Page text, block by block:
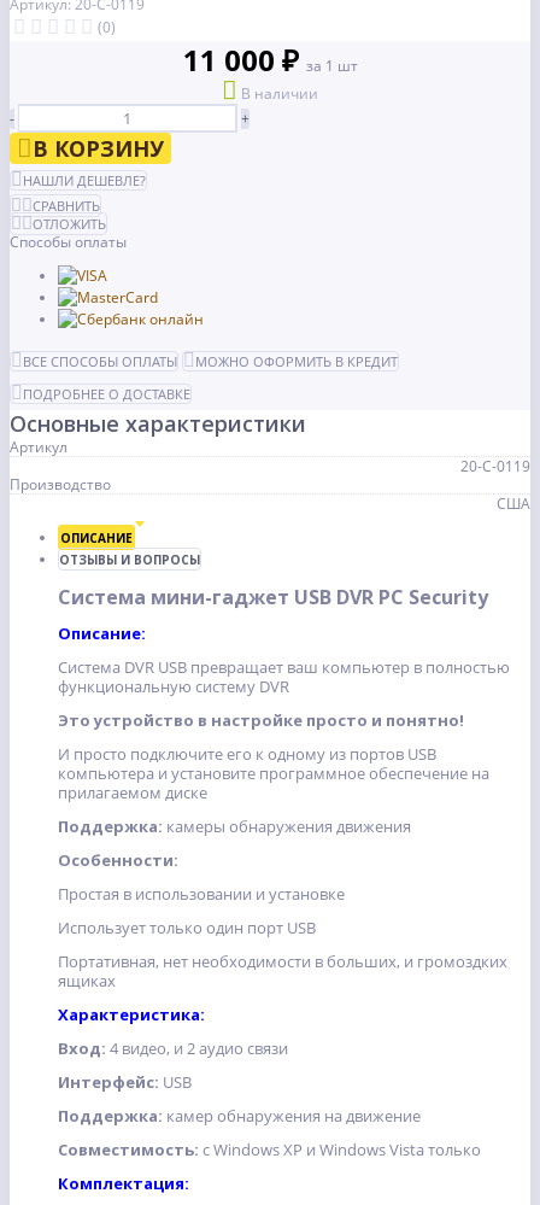
Артикул: 20-С-0119
(0)
11 000 ₽ за 1 шт
В наличии
-
+
В КОРЗИНУ
НАШЛИ ДЕШЕВЛЕ?
СРАВНИТЬ
ОТЛОЖИТЬ
Способы оплаты
ВСЕ СПОСОБЫ ОПЛАТЫ
МОЖНО ОФОРМИТЬ В КРЕДИТ
ПОДРОБНЕЕ О ДОСТАВКЕ
Основные характеристики
Артикул
20-С-0119
Производство
США
ОПИСАНИЕ
ОТЗЫВЫ И ВОПРОСЫ
Система мини-гаджет USB DVR PC Security
Описание:
Система DVR USB превращает ваш компьютер в полностью
функциональную систему DVR
Это устройство в настройке просто и понятно!
И просто подключите его к одному из портов USB
компьютера и установите программное обеспечение на
прилагаемом диске
Поддержка: камеры обнаружения движения
Особенности:
Простая в использовании и установке
Использует только один порт USB
Портативная, нет необходимости в больших, и громоздких
ящиках
Характеристика:
Вход: 4 видео, и 2 аудио связи
Интерфейс: USB
Поддержка: камер обнаружения на движение
Совместимость: с Windows XP и Windows Vista только
Комплектация: